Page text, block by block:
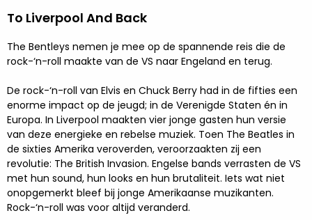
To Liverpool And Back
The Bentleys nemen je mee op de spannende reis die de
rock-‘n-roll maakte van de VS naar Engeland en terug.
De rock-‘n-roll van Elvis en Chuck Berry had in de fifties een
enorme impact op de jeugd; in de Verenigde Staten én in
Europa. In Liverpool maakten vier jonge gasten hun versie
van deze energieke en rebelse muziek. Toen The Beatles in
de sixties Amerika veroverden, veroorzaakten zij een
revolutie: The British Invasion. Engelse bands verrasten de VS
met hun sound, hun looks en hun brutaliteit. Iets wat niet
onopgemerkt bleef bij jonge Amerikaanse muzikanten.
Rock-‘n-roll was voor altijd veranderd.